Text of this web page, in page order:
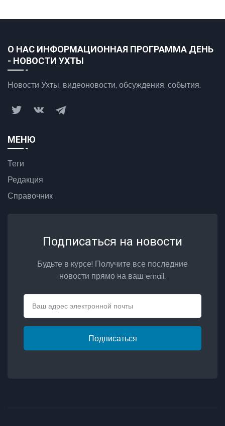
О НАС ИНФОРМАЦИОННАЯ ПРОГРАММА ДЕНЬ
- НОВОСТИ УХТЫ
Новости Ухты, видеоновости, обсуждения, события.
МЕНЮ
Теги
Редакция
Справочник
Подписаться на новости
Будьте в курсе! Получите все последние
новости прямо на ваш email.
Подписаться